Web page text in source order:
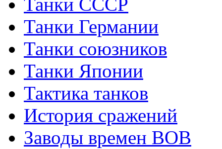
Танки СССР
Танки Германии
Танки союзников
Танки Японии
Тактика танков
История сражений
Заводы времен ВОВ